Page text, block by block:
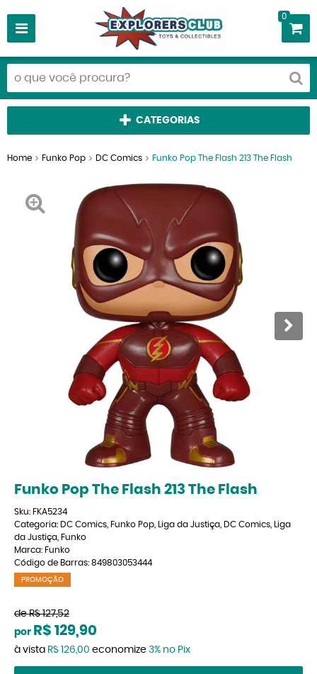
0
CATEGORIAS
Home Funko Pop DC Comics Funko Pop The Flash 213 The Flash
Funko Pop The Flash 213 The Flash
Sku: FKA5234
Categoria: DC Comics Funko Pop Liga da Justiça DC Comics
Liga
da Justiça Funko
Marca: Funko
Código de Barras: 849803053444
PROMOÇÃO
de R$ 127,52
por R$ 129,90
à vista R$ 126,00 economize 3% no Pix